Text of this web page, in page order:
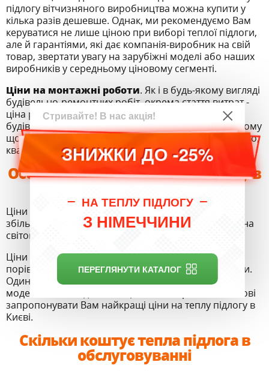
підлогу вітчизняного виробництва можна купити у
кілька разів дешевше. Однак, ми рекомендуємо Вам
керуватися не лише ціною при виборі теплої підлоги,
але й гарантіями, які дає компанія-виробник на свій
товар, звертати увагу на зарубіжні моделі або наших
виробників у середньому ціновому сегменті.
Ціни на монтажні роботи. Як і в будь-якому вигляді
будівельно-ремонтних робіт, окрема стаття витрат -
ціна робітників персоналу, задіяного в процесі
будівництва. Середню ціну виділити тут не вийде, тому
що все залежить від конкретного проекту і, звичайно,
кваліфікації робітників
Особливості цін на теплу підлогу в
Києві
Ціни на теплі підлоги в Києві, як і в усій Україні,
збільшилися паралельно зі стрибком курсу валют на
світовій арені.
Ціни у Київських роздрібних магазинах вищі,
порівняно з магазинами у дрібніших містах України.
Один із найкращих варіантів — шукати потрібну
модель теплої підлоги за ціною в інтернеті. Ми готові
запропонувати Вам найкращі ціни на теплу підлогу в
Києві.
Скільки коштує тепла підлога в
обслуговуванні
Стривайте! В нас акція!
ЗНИЖКИ ДО -25%
НА ТЕПЛУ ПІДЛОГУ
З НІМЕЧЧИНИ
ПЕРЕГЛЯНУТИ КАТАЛОГ